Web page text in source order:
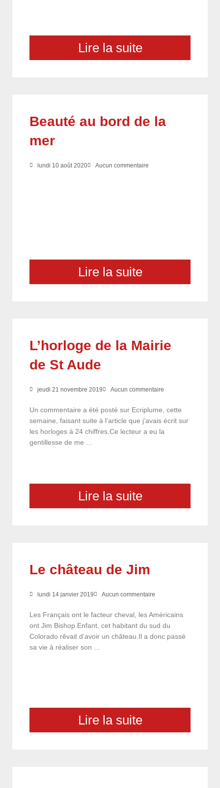
Lire la suite
Beauté au bord de la
mer
lundi 10 août 2020 Aucun commentaire
Lire la suite
L’horloge de la Mairie
de St Aude
jeudi 21 novembre 2019 Aucun commentaire
Un commentaire a été posté sur Ecriplume, cette
semaine, faisant suite à l’article que j’avais écrit sur
les horloges à 24 chiffres.Ce lecteur a eu la
gentillesse de me …
Lire la suite
Le château de Jim
lundi 14 janvier 2019 Aucun commentaire
Les Français ont le facteur cheval, les Américains
ont Jim Bishop.Enfant, cet habitant du sud du
Colorado rêvait d’avoir un château.Il a donc passé
sa vie à réaliser son …
Lire la suite